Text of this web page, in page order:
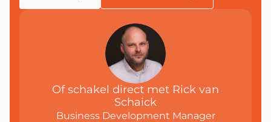
Of schakel direct met Rick van
Schaick
Business Development Manager